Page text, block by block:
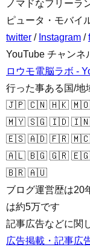
ノマドなフリーラ
ピュータ・モバイ
twitter / Instagram /
YouTube チャンネ
ロウモ電脳ラボ -
行った事ある国/地
🇯🇵 🇨🇳 🇭🇰
🇲🇾 🇸🇬 🇮🇩
🇪🇸 🇦🇩 🇫🇷
🇦🇱 🇧🇬 🇬🇷
🇧🇷 🇦🇺
ブログ運営歴は20
は約5万です
記事広告などに関
広告掲載・記事広